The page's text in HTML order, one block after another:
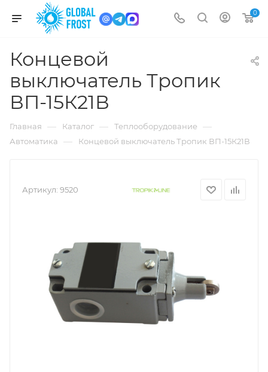
0
Концевой
выключатель Тропик
ВП-15К21В
Главная — Каталог — Теплооборудование —
Автоматика — Концевой выключатель Тропик ВП-15К21В
Артикул: 9520